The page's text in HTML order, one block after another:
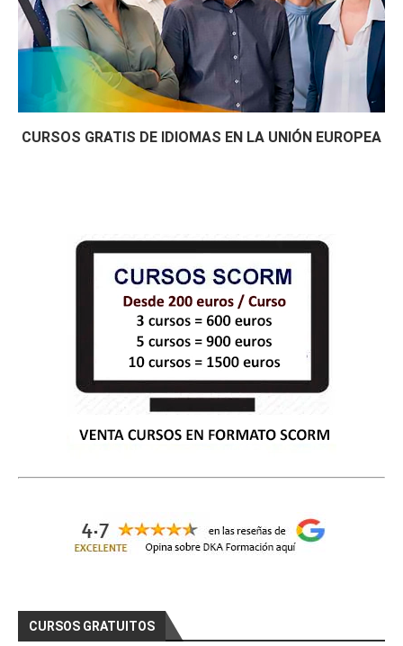
CURSOS GRATIS DE IDIOMAS EN LA UNIÓN EUROPEA
CURSOS GRATUITOS